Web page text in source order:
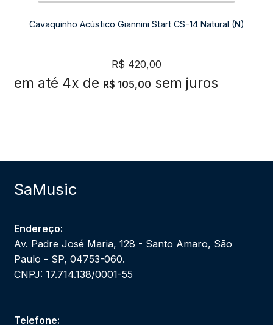
Cavaquinho Acústico Giannini Start CS-14 Natural (N)
R$ 420,00
em até 4x de R$ 105,00 sem juros
SaMusic
Endereço:
Av. Padre José Maria, 128 - Santo Amaro, São
Paulo - SP, 04753-060.
CNPJ: 17.714.138/0001-55
Telefone: